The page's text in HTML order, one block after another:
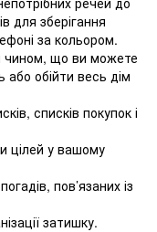
для зберігання
за кольором.
чином, що ви можете
обійти весь дім
списків покупок і
цілей у вашому
пов’язаних із
затишку.